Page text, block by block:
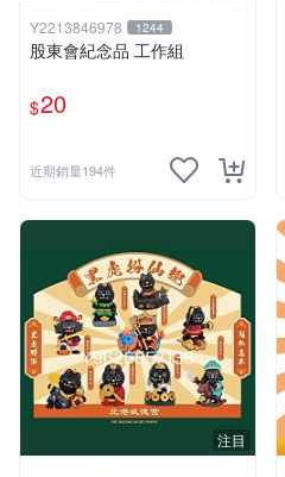
Y2213846978 1244
股東會紀念品 工作組
$20
近期銷量194件
注目